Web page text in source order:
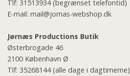
Tlf: 31513934(begrænset telefontid)
E-mail: mail@jornas-webshop.dk
Jørnæs Productions Butik
Østerbrogade 46
2100 København Ø
Tlf: 35268144(alle dage i dagtimerne)